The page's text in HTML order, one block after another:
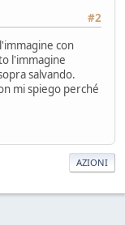
#2
con
l'immagine
salvando.
mi spiego perché
AZIONI